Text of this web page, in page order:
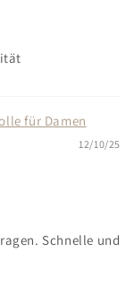
für Damen
12/10/25
Schnelle und